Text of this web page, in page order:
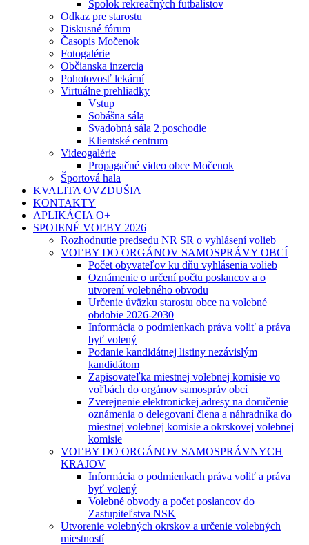
Spolok rekreačných futbalistov
Odkaz pre starostu
Diskusné fórum
Časopis Močenok
Fotogalérie
Občianska inzercia
Pohotovosť lekární
Virtuálne prehliadky
Vstup
Sobášna sála
Svadobná sála 2.poschodie
Klientské centrum
Videogalérie
Propagačné video obce Močenok
Športová hala
KVALITA OVZDUŠIA
KONTAKTY
APLIKÁCIA O+
SPOJENÉ VOĽBY 2026
Rozhodnutie predsedu NR SR o vyhlásení volieb
VOĽBY DO ORGÁNOV SAMOSPRÁVY OBCÍ
Počet obyvateľov ku dňu vyhlásenia volieb
Oznámenie o určení počtu poslancov a o
utvorení volebného obvodu
Určenie úväzku starostu obce na volebné
obdobie 2026-2030
Informácia o podmienkach práva voliť a práva
byť volený
Podanie kandidátnej listiny nezávislým
kandidátom
Zapisovateľka miestnej volebnej komisie vo
voľbách do orgánov samospráv obcí
Zverejnenie elektronickej adresy na doručenie
oznámenia o delegovaní člena a náhradníka do
miestnej volebnej komisie a okrskovej volebnej
komisie
VOĽBY DO ORGÁNOV SAMOSPRÁVNYCH
KRAJOV
Informácia o podmienkach práva voliť a práva
byť volený
Volebné obvody a počet poslancov do
Zastupiteľstva NSK
Utvorenie volebných okrskov a určenie volebných
miestností